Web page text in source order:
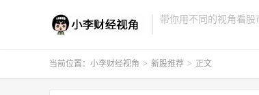
带你用不同的视角看股
当前位置： 小李财经视角 > 新股推荐 > 正文